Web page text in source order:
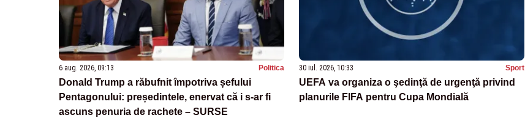
6 aug. 2026, 09:13 Politica
Donald Trump a răbufnit împotriva șefului
Pentagonului: președintele, enervat că i s-ar fi
ascuns penuria de rachete – SURSE
30 iul. 2026, 10:33 Sport
UEFA va organiza o şedinţă de urgenţă privind
planurile FIFA pentru Cupa Mondială